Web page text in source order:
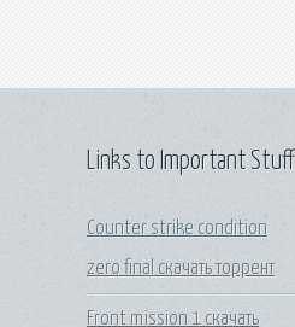
Links to Important Stuff
Counter strike condition
zero final скачать торрент
Front mission 1 скачать